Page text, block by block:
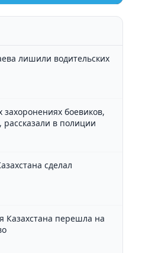
лишили водительских
боевиков,
в полиции
сделал
Казахстана перешла на